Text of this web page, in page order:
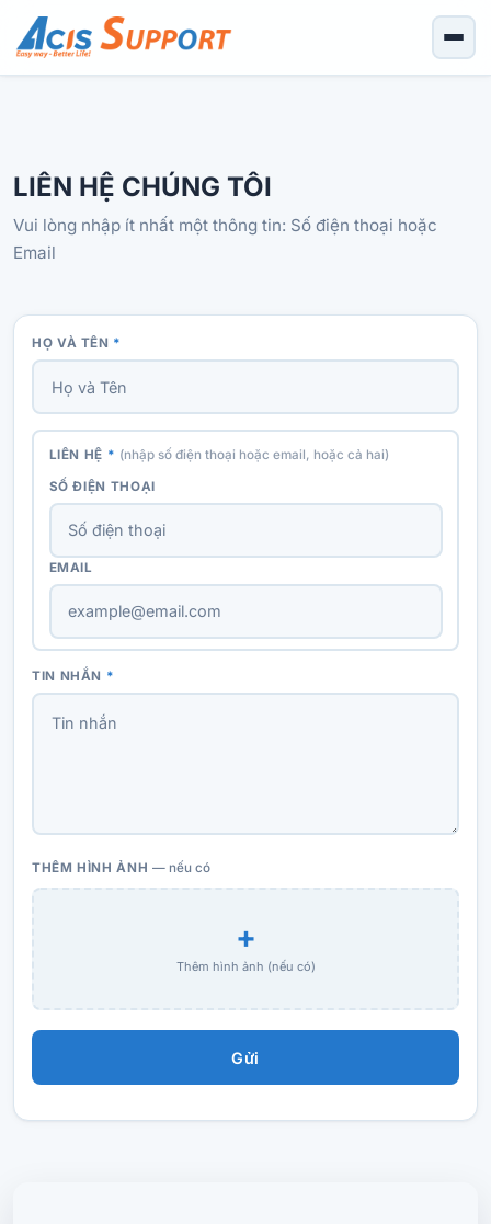
LIÊN HỆ CHÚNG TÔI
Vui lòng nhập ít nhất một thông tin: Số điện thoại hoặc
Email
HỌ VÀ TÊN *
LIÊN HỆ * (nhập số điện thoại hoặc email, hoặc cả hai)
SỐ ĐIỆN THOẠI
EMAIL
TIN NHẮN *
THÊM HÌNH ẢNH — nếu có
+
Thêm hình ảnh (nếu có)